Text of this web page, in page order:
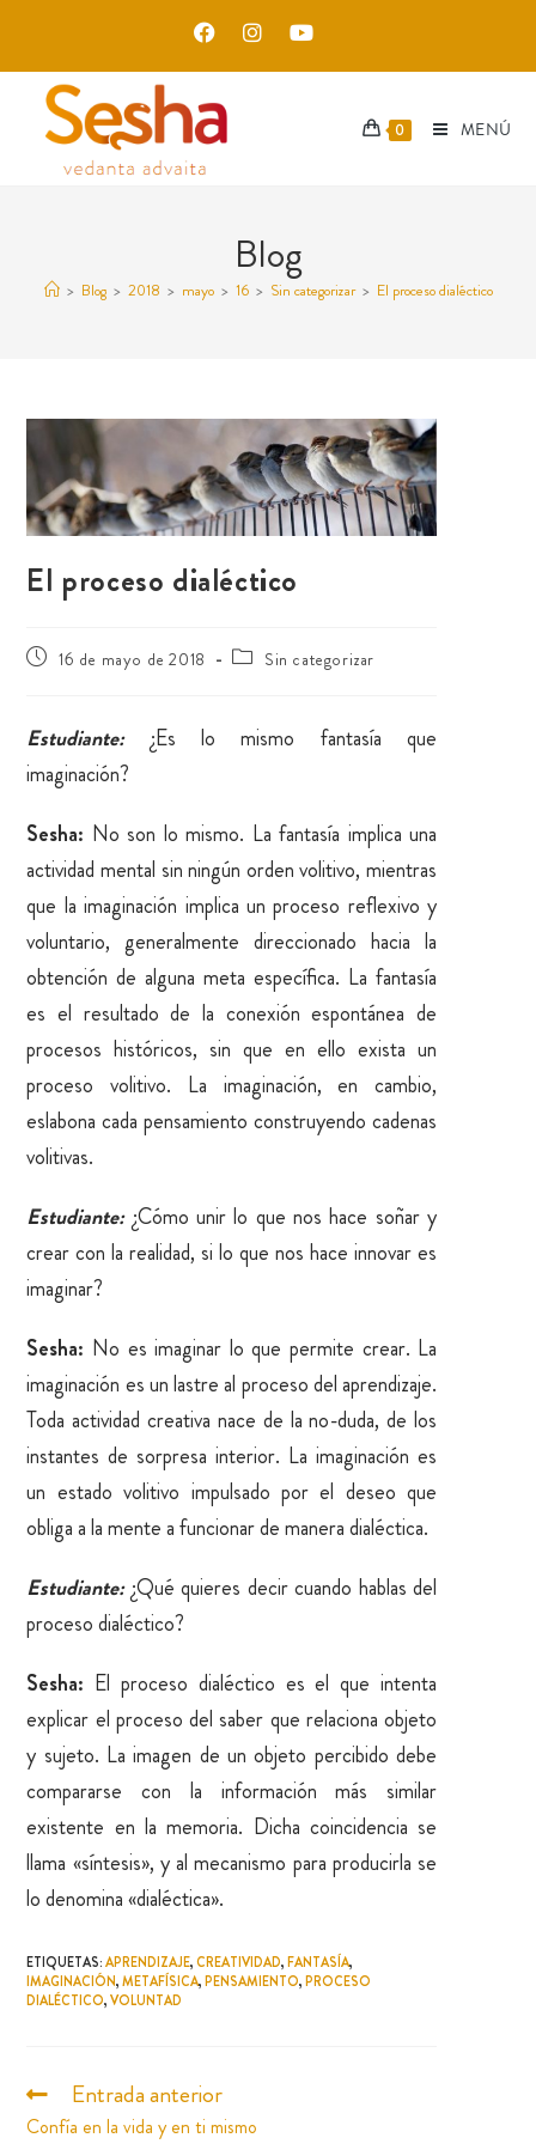
0 MENÚ
Blog
> Blog > 2018 > mayo > 16 > Sin categorizar > El proceso dialéctico
El proceso dialéctico
16 de mayo de 2018 Sin categorizar
Estudiante:¿Es lo mismo fantasía que
imaginación?
Sesha: No son lo mismo. La fantasía implica una
actividad mental sin ningún orden volitivo, mientras
que la imaginación implica un proceso reflexivo y
voluntario, generalmente direccionado hacia la
obtención de alguna meta específica. La fantasía
es el resultado de la conexión espontánea de
procesos históricos, sin que en ello exista un
proceso volitivo. La imaginación, en cambio,
eslabona cada pensamiento construyendo cadenas
volitivas.
Estudiante: ¿Cómo unir lo que nos hace soñar y
crear con la realidad, si lo que nos hace innovar es
imaginar?
Sesha: No es imaginar lo que permite crear. La
imaginación es un lastre al proceso del aprendizaje.
Toda actividad creativa nace de la no-duda, de los
instantes de sorpresa interior. La imaginación es
un estado volitivo impulsado por el deseo que
obliga a la mente a funcionar de manera dialéctica.
Estudiante:¿Qué quieres decir cuando hablas del
proceso dialéctico?
Sesha: El proceso dialéctico es el que intenta
explicar el proceso del saber que relaciona objeto
y sujeto. La imagen de un objeto percibido debe
compararse con la información más similar
existente en la memoria. Dicha coincidencia se
llama «síntesis», y al mecanismo para producirla se
lo denomina «dialéctica».
ETIQUETAS:APRENDIZAJE, CREATIVIDAD, FANTASÍA,
IMAGINACIÓN, METAFÍSICA, PENSAMIENTO, PROCESO
DIALÉCTICO, VOLUNTAD
Entrada anterior
Confía en la vida y en ti mismo